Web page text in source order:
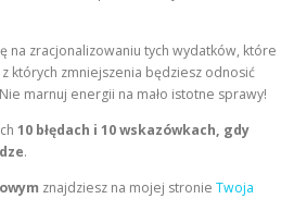
na zracjonalizowaniu tych wydatków, które
których zmniejszenia będziesz odnosić
marnuj energii na mało istotne sprawy!
10 błędach i 10 wskazówkach, gdy
.
znajdziesz na mojej stronie Twoja